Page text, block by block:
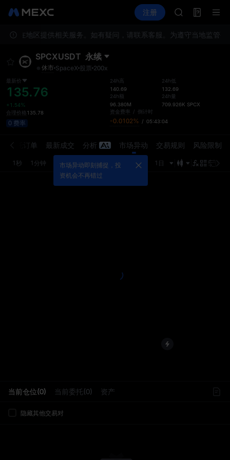
合约信息 活动
注册
SKYAI
SPCX 解禁不
所在地区提供相关服务。如有疑问，请联系客服。 为遵守当地监管
SPCXUSDT 永续
休市 SpaceX 股票 200x
最新价
135.76
+1.54%
合理价格135.78
0 费率
24h高
140.69
24h额
96.380M
24h低
132.69
24h量
709.926K SPCX
资金费率
/ 倒计时
-0.0102% / 05:43:04
当前仓位(0) 当前委托(0) 资产
隐藏其他交易对
委托订单 最新成交 分析 市场异动 交易规则 风险限制
1秒 1分钟 5分钟 15分钟 1小时 4小时 1日
市场异动即刻捕捉，投
资机会不再错过